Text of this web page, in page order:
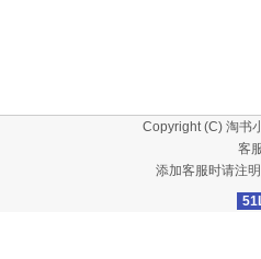
Copyright (C) 淘书
客
添加客服时请注